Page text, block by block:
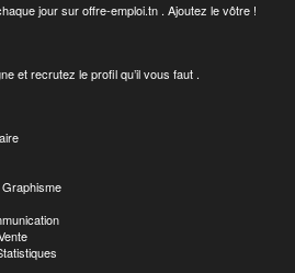
jour sur offre-emploi.tn . Ajoutez le vôtre !
et recrutez le profil qu’il vous faut .